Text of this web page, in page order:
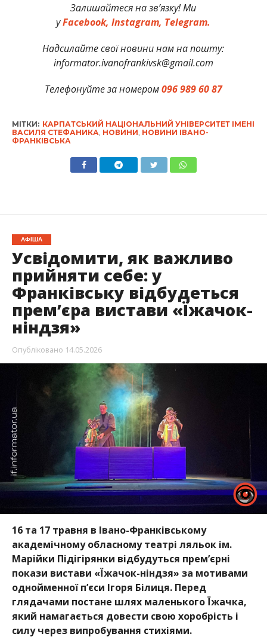
Залишайтеся на зв’язку! Ми
уFacebook, Instagram, Telegram.
Надсилайте свої новини нам на пошту:
informator.ivanofrankivsk@gmail.com
Телефонуйте за номером096 989 60 87
МІТКИ: КАРПАТСЬКИЙ НАЦІОНАЛЬНИЙ УНІВЕРСИТЕТ ІМЕНІ
ВАСИЛЯ СТЕФАНИКА НОВИНИ НОВИНИ ІВАНО-
ФРАНКІВСЬКА
АФІША
Усвідомити, як важливо
прийняти себе: у
Франківську відбудеться
премʼєра вистави «Їжачок-
ніндзя»
Опубліковано 14.05.2026
16 та 17 травня в Івано-Франківському
академічному обласному театрі ляльок ім.
Марійки Підігірянки відбудуться прем’єрні
покази вистави «Їжачок-ніндзя» за мотивами
однойменної п’єси Ігоря Білиця. Перед
глядачами постане шлях маленького Їжачка,
який намагається довести свою хоробрість і
силу через випробування стихіями.